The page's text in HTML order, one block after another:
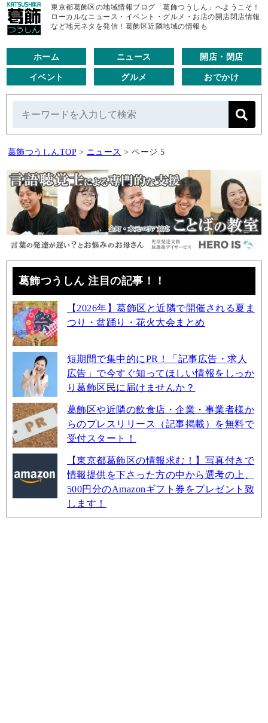
東京都葛飾区の地域情報ブログ「葛飾つうしん」へようこそ！
ローカルなニュース・イベント・グルメ・お店の開店閉店情報
など地元ネタを発信！葛飾区近隣地域の情報も
ホーム ニュース 開店・閉店
イベント グルメ おでかけ
葛飾つうしんTOP > ニュース > ページ 5
葛飾つうしん 注目の記事！！
【2026年】葛飾区と近隣で開催される夏ま
つり・盆踊り・花火大会まとめ
短期間で集中的にPR！「記事広告・求人
広告」で今すぐ知ってほしい情報をしっか
り葛飾区民に届けませんか？
葛飾区や近隣の飲食店・企業・事業者様か
らのプレスリリース（記事掲載）を無料で
受付スタート！
【東京都葛飾区の情報求む！】写真付きで
情報提供を下さった方の中から選考の上、
500円分のAmazonギフト券をプレゼント致
します！